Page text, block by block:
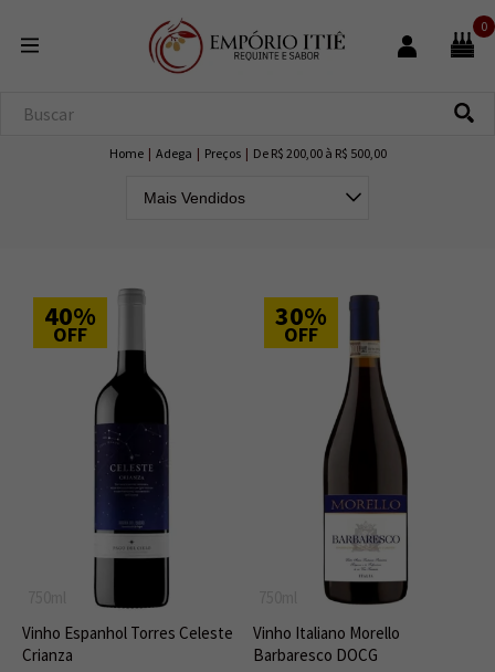
0
Home | Adega | Preços | De R$ 200,00 à R$ 500,00
40%
OFF
Vinho Espanhol Torres Celeste
Crianza
30%
OFF
Vinho Italiano Morello
Barbaresco DOCG